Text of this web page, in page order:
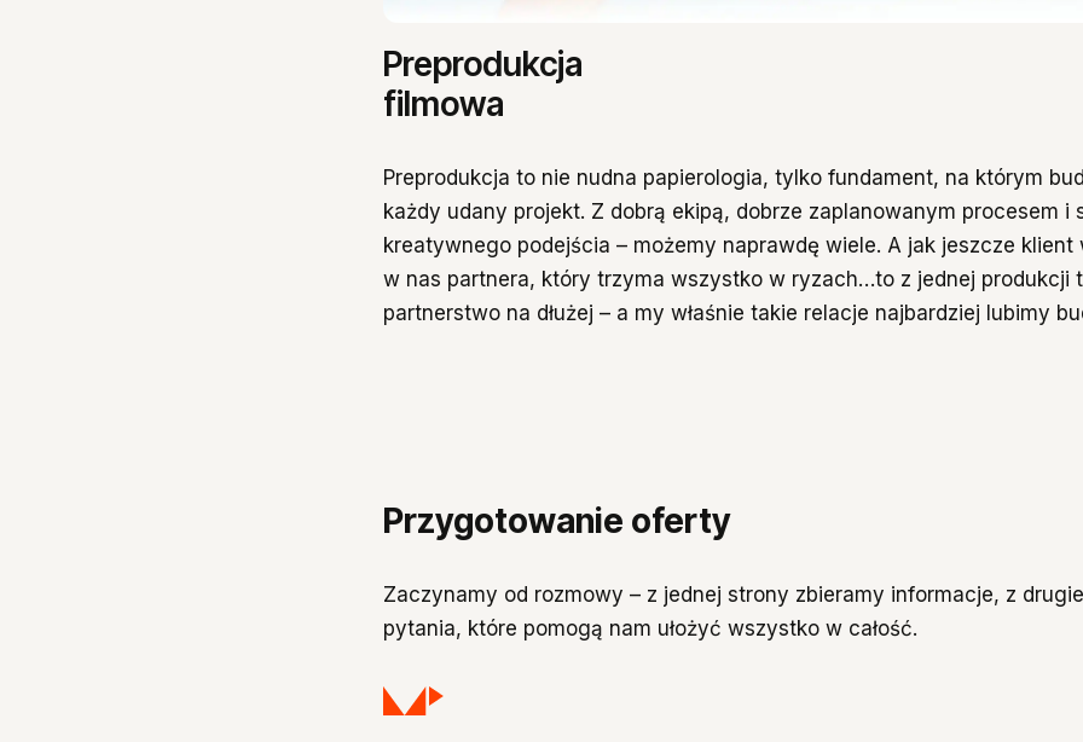
Preprodukcja
filmowa
Preprodukcja to nie nudna papierologia, tylko fundament, na którym
każdy udany projekt. Z dobrą ekipą, dobrze zaplanowanym procesem i
kreatywnego podejścia – możemy naprawdę wiele. A jak jeszcze klient
w nas partnera, który trzyma wszystko w ryzach…to z jednej produkcji
partnerstwo na dłużej – a my właśnie takie relacje najbardziej lubimy
Przygotowanie oferty
Zaczynamy od rozmowy – z jednej strony zbieramy informacje, z
pytania, które pomogą nam ułożyć wszystko w całość.